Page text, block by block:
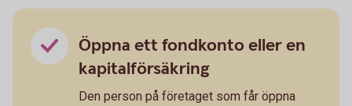
Öppna ett fondkonto eller en
kapitalförsäkring
Den person på företaget som får öppna